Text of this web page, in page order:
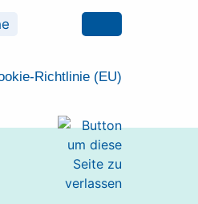
Richtlinie (EU)